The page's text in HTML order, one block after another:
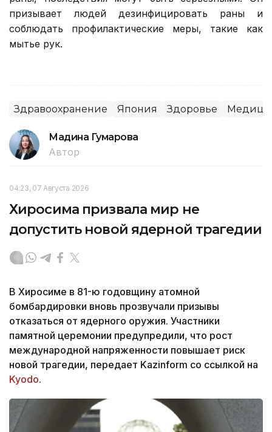
призывает людей дезинфицировать раны и
соблюдать профилактические меры, такие как
мытье рук.
Здравоохранение Япония Здоровье
Мадина Гумарова
Автор
04:23, 07 Августа 2026
Хиросима призвала мир не
допустить новой ядерной трагедии
В Хиросиме в 81-ю годовщину атомной
бомбардировки вновь прозвучали призывы
отказаться от ядерного оружия. Участники
памятной церемонии предупредили, что рост
международной напряженности повышает риск
новой трагедии, передает Kazinform со ссылкой на
Kyodo.